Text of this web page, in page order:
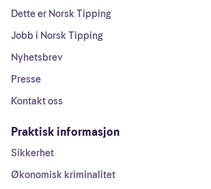
Dette er Norsk Tipping
Jobb i Norsk Tipping
Nyhetsbrev
Presse
Kontakt oss
Praktisk informasjon
Sikkerhet
Økonomisk kriminalitet